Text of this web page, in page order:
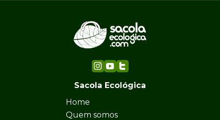
Sacola Ecológica
Home
Quem somos